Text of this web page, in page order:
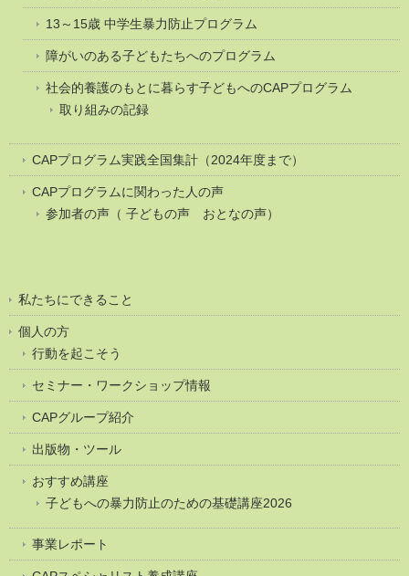
13～15歳 中学生暴力防止プログラム
障がいのある子どもたちへのプログラム
社会的養護のもとに暮らす子どもへのCAPプログラム
取り組みの記録
CAPプログラム実践全国集計（2024年度まで）
CAPプログラムに関わった人の声
参加者の声（ 子どもの声 おとなの声）
私たちにできること
個人の方
行動を起こそう
セミナー・ワークショップ情報
CAPグループ紹介
出版物・ツール
おすすめ講座
子どもへの暴力防止のための基礎講座2026
事業レポート